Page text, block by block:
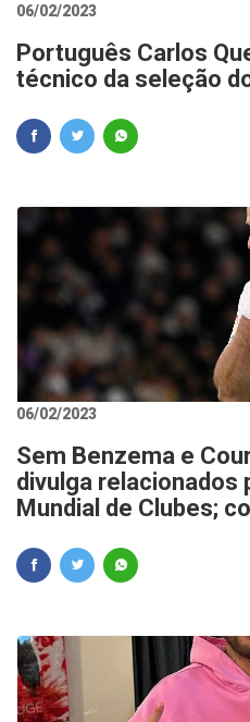
06/02/2023
Português Carlos
técnico da seleção
06/02/2023
Sem Benzema e
divulga relacionados
Mundial de Clubes;